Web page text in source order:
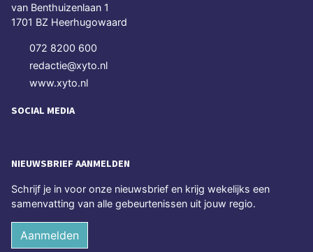
van Benthuizenlaan 1
1701 BZ Heerhugowaard
072 8200 600
redactie@xyto.nl
www.xyto.nl
SOCIAL MEDIA
NIEUWSBRIEF AANMELDEN
Schrijf je in voor onze nieuwsbrief en krijg wekelijks een
samenvatting van alle gebeurtenissen uit jouw regio.
Aanmelden